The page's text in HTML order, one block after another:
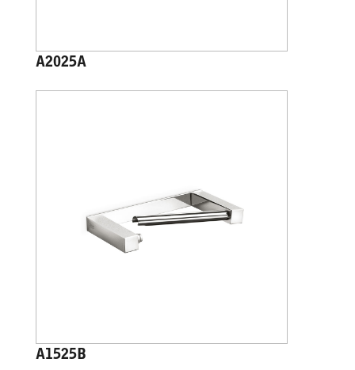
A2025A
A1525B